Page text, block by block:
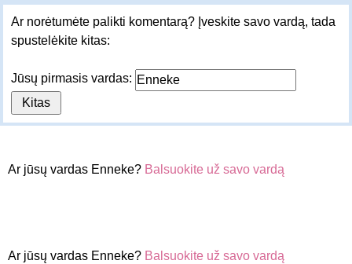
Ar norėtumėte palikti komentarą? Įveskite savo vardą, tada
spustelėkite kitas:
Jūsų pirmasis vardas:
Ar jūsų vardas Enneke? Balsuokite už savo vardą
Ar jūsų vardas Enneke? Balsuokite už savo vardą